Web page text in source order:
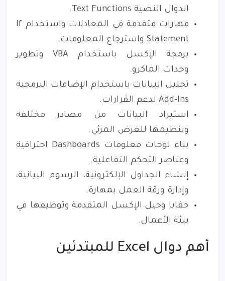
الدوال النصية Text Functions.
مهارات متقدمة في المعادلات واستخدام If
Statement واسترجاع المعلومات.
برمجة الإكسل باستخدام VBA وتطوير
وحدات الماكرو.
تحليل البيانات باستخدام الإضافات البرمجية
Add-Ins لدعم القرارات.
استيراد البيانات من مصادر مختلفة
وتنظيمها للعرض المرئي.
بناء لوحات معلومات Dashboards احترافية
وعناصر التحكم التفاعلية.
إنشاء الجداول الإلكترونية، الرسوم البيانية،
وإدارة ورقة العمل بمهارة.
خفايا وحيل الإكسل المتقدمة وتوظيفها في
بيئة الأعمال.
أهم دوال Excel للمبتدئين